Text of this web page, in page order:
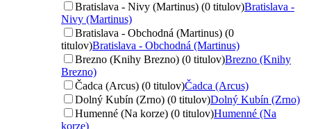
Bratislava - Nivy (Martinus) (0 titulov)Bratislava -
Nivy (Martinus)
Bratislava - Obchodná (Martinus) (0
titulov)Bratislava - Obchodná (Martinus)
Brezno (Knihy Brezno) (0 titulov)Brezno (Knihy
Brezno)
Čadca (Arcus) (0 titulov)Čadca (Arcus)
Dolný Kubín (Zrno) (0 titulov)Dolný Kubín (Zrno)
Humenné (Na korze) (0 titulov)Humenné (Na
korze)